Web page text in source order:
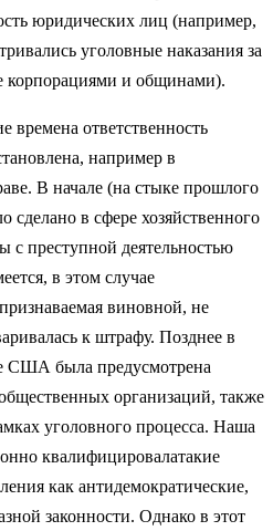
юридических лиц (например,
уголовные наказания за
корпорациями и общинами).
времена ответственность
например в
В начале (на стыке прошлого
сделано в сфере хозяйственного
с преступной деятельностью
в этом случае
виновной, не
к штрафу. Позднее в
США была предусмотрена
организаций, также
уголовного процесса. Наша
квалифицировалатакие
как антидемократические,
законности. Однако в этот